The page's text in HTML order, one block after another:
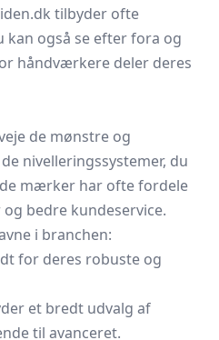
tilbyder ofte
kan også se efter fora og
håndværkere deler deres
de mønstre og
nivelleringssystemer, du
mærker har ofte fordele
bedre kundeservice.
i branchen:
for deres robuste og
et bredt udvalg af
til avanceret.